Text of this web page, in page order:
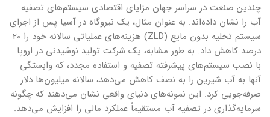
چندین صنعت در سراسر جهان مزایای اقتصادی سیستم‌های تصفیه
آب را نشان داده‌اند. به عنوان مثال، یک نیروگاه در آسیا پس از اجرای
سیستم تخلیه بدون مایع (ZLD) هزینه‌های عملیاتی سالانه خود را 20
درصد کاهش داد. به طور مشابه، یک شرکت تولید نوشیدنی در اروپا
با نصب سیستم‌های پیشرفته تصفیه و استفاده مجدد، که وابستگی
آنها به آب شیرین را به نصف کاهش می‌دهد، سالانه میلیون‌ها دلار
صرفه‌جویی کرد. این نمونه‌های دنیای واقعی نشان می‌دهند که چگونه
سرمایه‌گذاری در تصفیه آب مستقیماً عملکرد مالی را افزایش می‌دهد.